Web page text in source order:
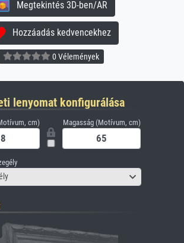
Megtekintés 3D-ben/AR
Hozzáadás kedvencekhez
0 Vélemények
lenyomat konfigurálása
cm) Magasság (Motívum, cm)